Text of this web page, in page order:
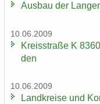
Aus­bau der
10.06.2009
Kreis­stra­ße K
den
10.06.2009
Land­krei­se und